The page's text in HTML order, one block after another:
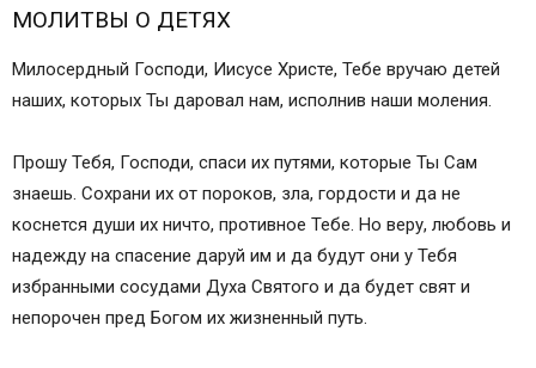
МОЛИТВЫ О ДЕТЯХ
Милосердный Господи, Иисусе Христе, Тебе вручаю детей
наших, которых Ты даровал нам, исполнив наши моления.
Прошу Тебя, Господи, спаси их путями, которые Ты Сам
знаешь. Сохрани их от пороков, зла, гордости и да не
коснется души их ничто, противное Тебе. Но веру, любовь и
надежду на спасение даруй им и да будут они у Тебя
избранными сосудами Духа Святого и да будет свят и
непорочен пред Богом их жизненный путь.